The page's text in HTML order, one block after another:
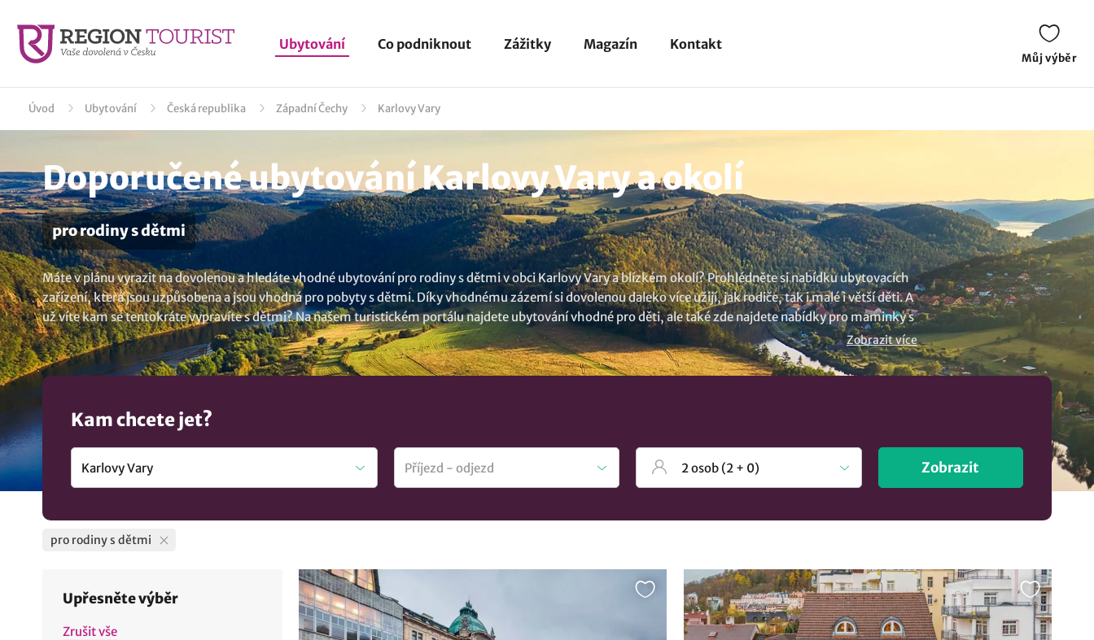
Ubytování Co podniknout Zážitky Magazín Kontakt
Můj výběr
Úvod Ubytování Česká republika Západní Čechy Karlovy Vary
Doporučené ubytování Karlovy Vary a okolí
pro rodiny s dětmi
Máte v plánu vyrazit na dovolenou a hledáte vhodné ubytování pro rodiny s dětmi v obci Karlovy Vary a blízkém okolí? Prohlédněte si nabídku ubytovacích
zařízení, která jsou uzpůsobena a jsou vhodná pro pobyty s dětmi. Díky vhodnému zázemí si dovolenou daleko více užijí, jak rodiče, tak i malé i větší děti. A
už víte kam se tentokráte vypravíte s dětmi? Na našem turistickém portálu najdete ubytování vhodné pro děti, ale také zde najdete nabídky pro maminky s
miminky. A které vybavení je vhodné, aby zařízení mělo zajištěno pro rodiny s dětmi? Během letní sezóny určitě hosté uvítají zahradu, dětské hřiště s
herními prvky a za chladného počasí přijde vhod herna, dětský koutek nebo třeba krytý bazén. A pokud stále nevíte, prohlédněte si naši nabídku ubytování
pro rodiny s dětmi v obci Karlovy Vary a vyražte na rodinnou dovolenou. Není to co hledáte? Prohlédněte si všechnaubytování v lokalitě Karlovy Vary..
Zobrazit více
Kam chcete jet?
Zobrazit
pro rodiny s dětmi
Upřesněte výběr
Zrušit vše